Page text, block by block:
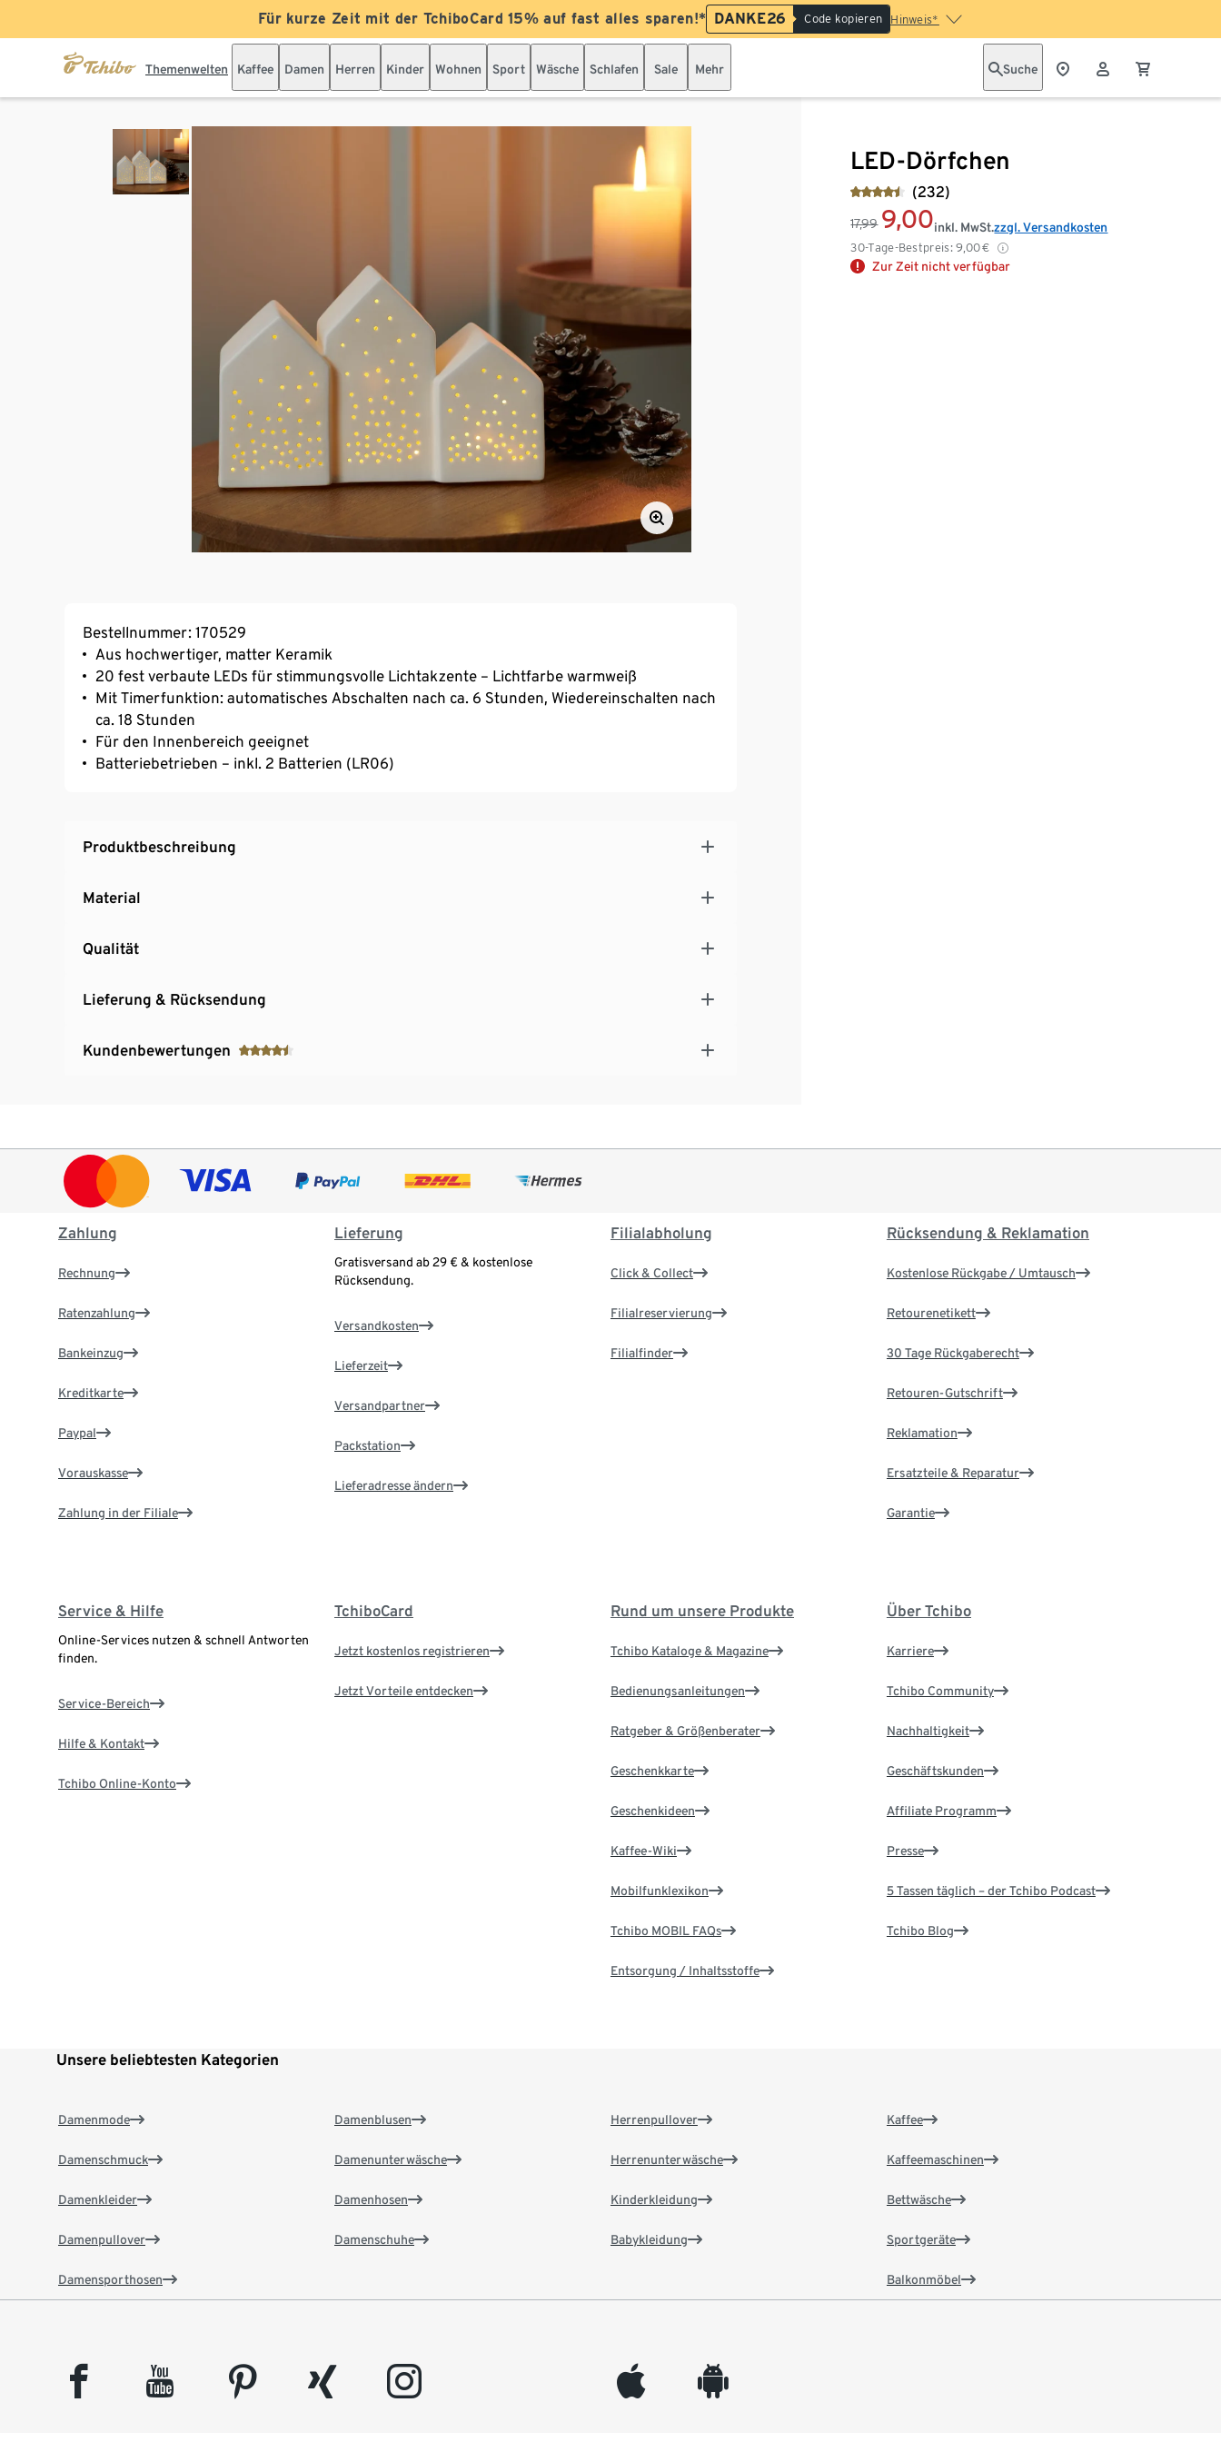
Für kurze Zeit mit der TchiboCard 15% auf fast alles sparen!* DANKE26 Code kopieren Hinweis*
Themenwelten Kaffee Damen Herren Kinder Wohnen Sport Wäsche Schlafen Sale Mehr Suche
LED-Dörfchen
(232)
17,99 9,00
30-Tage-Bestpreis: 9,00€
inkl. MwSt.zzgl. Versandkosten
Zur Zeit nicht verfügbar
Bestellnummer: 170529
Aus hochwertiger, matter Keramik
20 fest verbaute LEDs für stimmungsvolle Lichtakzente – Lichtfarbe warmweiß
Mit Timerfunktion: automatisches Abschalten nach ca. 6 Stunden, Wiedereinschalten nach
ca. 18 Stunden
Für den Innenbereich geeignet
Batteriebetrieben – inkl. 2 Batterien (LR06)
Produktbeschreibung
Material
Qualität
Lieferung & Rücksendung
Kundenbewertungen
Zahlung
Rechnung
Ratenzahlung
Bankeinzug
Kreditkarte
Paypal
Vorauskasse
Zahlung in der Filiale
Lieferung
Gratisversand ab 29 € & kostenlose
Rücksendung.
Versandkosten
Lieferzeit
Versandpartner
Packstation
Lieferadresse ändern
Filialabholung
Click & Collect
Filialreservierung
Filialfinder
Rücksendung & Reklamation
Kostenlose Rückgabe / Umtausch
Retourenetikett
30 Tage Rückgaberecht
Retouren-Gutschrift
Reklamation
Ersatzteile & Reparatur
Garantie
Service & Hilfe
Online-Services nutzen & schnell Antworten
finden.
Service-Bereich
Hilfe & Kontakt
Tchibo Online-Konto
TchiboCard
Jetzt kostenlos registrieren
Jetzt Vorteile entdecken
Rund um unsere Produkte
Tchibo Kataloge & Magazine
Bedienungsanleitungen
Ratgeber & Größenberater
Geschenkkarte
Geschenkideen
Kaffee-Wiki
Mobilfunklexikon
Tchibo MOBIL FAQs
Entsorgung / Inhaltsstoffe
Über Tchibo
Karriere
Tchibo Community
Nachhaltigkeit
Geschäftskunden
Affiliate Programm
Presse
5 Tassen täglich – der Tchibo Podcast
Tchibo Blog
Unsere beliebtesten Kategorien
Damenmode
Damenschmuck
Damenkleider
Damenpullover
Damensporthosen
Damenblusen
Damenunterwäsche
Damenhosen
Damenschuhe
Herrenpullover
Herrenunterwäsche
Kinderkleidung
Babykleidung
Kaffee
Kaffeemaschinen
Bettwäsche
Sportgeräte
Balkonmöbel
facebook youtube pinterest xing instagram appleinc android